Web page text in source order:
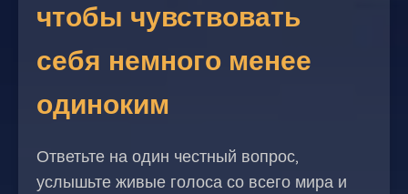
чтобы чувствовать
себя немного менее
одиноким
Ответьте на один честный вопрос,
услышьте живые голоса со всего мира и